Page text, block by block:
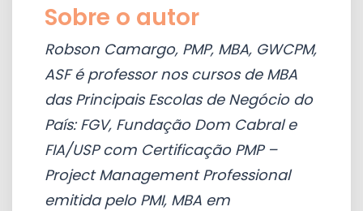
Sobre o autor
Robson Camargo, PMP, MBA, GWCPM,
ASF é professor nos cursos de MBA
das Principais Escolas de Negócio do
País: FGV, Fundação Dom Cabral e
FIA/USP com Certificação PMP –
Project Management Professional
emitida pelo PMI, MBA em